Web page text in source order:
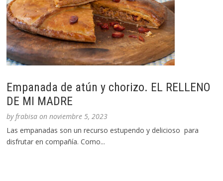
Empanada de atún y chorizo. EL RELLENO
DE MI MADRE
byfrabisa onnoviembre 5, 2023
Las empanadas son un recurso estupendo y delicioso para
disfrutar en compañía. Como...